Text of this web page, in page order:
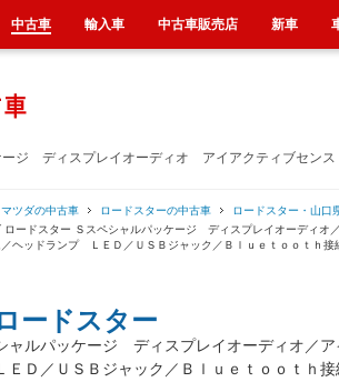
ージ ディスプレイオーディオ アイアクティブセン
マツダの中古車 ロードスターの中古車 ロードスター・山口
ロードスター Ｓスペシャルパッケージ ディスプレイオーディ
／ヘッドランプ ＬＥＤ／ＵＳＢジャック／Ｂｌｕｅｔｏｏｔｈ接
ードスター
ャルパッケージ ディスプレイオーディオ／
Ｄ／ＵＳＢジャック／Ｂｌｕｅｔｏｏｔｈ接
中古車 輸入車 中古車販売店 新車